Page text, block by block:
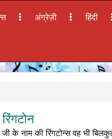
अंग्रेज़ी हिंदी
के नाम की रिंगटोन्स वह भी